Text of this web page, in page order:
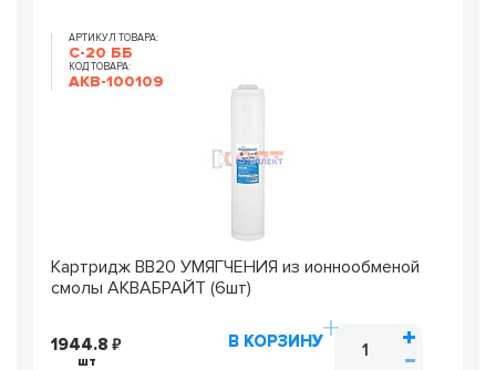
АРТИКУЛ ТОВАРА:
С-20 ББ
КОД ТОВАРА:
AKB-100109
Картридж ВВ20 УМЯГЧЕНИЯ из ионнообменой
смолы АКВАБРАЙТ (6шт)
1944.8
шт
В КОРЗИНУ